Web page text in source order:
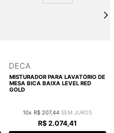
DECA
MISTURADOR PARA LAVATÓRIO DE
MESA BICA BAIXA LEVEL RED
GOLD
10 R$ 207,44
R$2.074,41